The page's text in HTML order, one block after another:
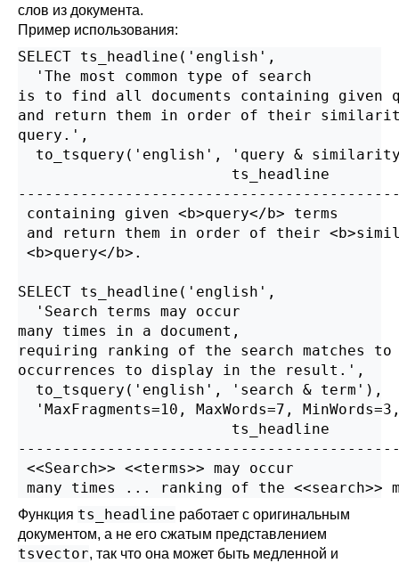
слов из документа.
Пример использования:
SELECT ts_headline('english',
  'The most common type of search
is to find all documents containing given
and return them in order of their
query.',
to_tsquery('english', 'query &
                        ts_headline
containing given <b>query</b>
and return them in order of their
<b>query</b>.
SELECT ts_headline('english',
  'Search terms may occur
many times in a document,
requiring ranking of the search matches to
occurrences to display in the result.',
  to_tsquery('english', 'search & term'),
'MaxFragments=10, MaxWords=7,
                        ts_headline
<<Search>> <<terms>> may occur
Функция ts_headline работает с оригинальным
документом, а не его сжатым представлением
tsvector, так что она может быть медленной и